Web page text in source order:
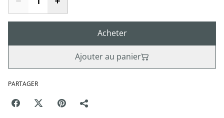
Acheter
Ajouter au panier
PARTAGER